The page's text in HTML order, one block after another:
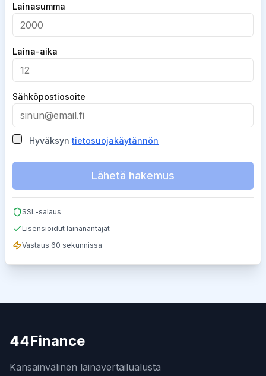
Company
Lainasumma
Laina-aika
Sähköpostiosoite
Hyväksyn tietosuojakäytännön
Lähetä hakemus
SSL-salaus
Lisensioidut lainanantajat
Vastaus 60 sekunnissa
44Finance
Kansainvälinen lainavertailualusta